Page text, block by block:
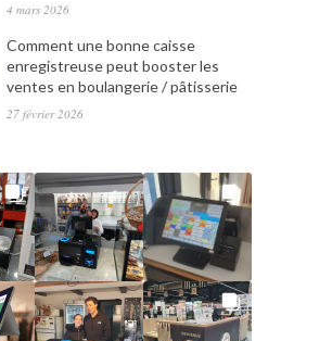
4 mars 2026
Comment une bonne caisse
enregistreuse peut booster les
ventes en boulangerie / pâtisserie
27 février 2026